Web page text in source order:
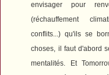
envisager pour
(réchauffement
conflits...) qu'ils se
choses, il faut d'abord
mentalités. Et